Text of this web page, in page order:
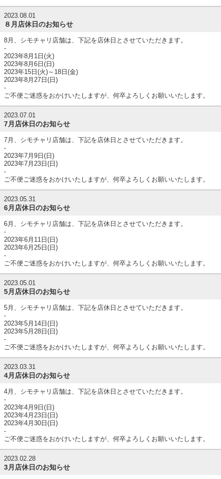
2023.08.01
８月店休日のお知らせ
8月、シモチャリ店舗は、下記を店休日とさせていただきます。
-
2023年8月1日(火)
2023年8月6日(日)
2023年15日(火)～18日(金)
2023年8月27日(日)
-
ご不便ご迷惑をおかけいたしますが、何卒よろしくお願いいたします。
2023.07.01
7月店休日のお知らせ
7月、シモチャリ店舗は、下記を店休日とさせていただきます。
-
2023年7月9日(日)
2023年7月23日(日)
-
ご不便ご迷惑をおかけいたしますが、何卒よろしくお願いいたします。
2023.05.31
6月店休日のお知らせ
6月、シモチャリ店舗は、下記を店休日とさせていただきます。
-
2023年6月11日(日)
2023年6月25日(日)
-
ご不便ご迷惑をおかけいたしますが、何卒よろしくお願いいたします。
2023.05.01
5月店休日のお知らせ
5月、シモチャリ店舗は、下記を店休日とさせていただきます。
-
2023年5月14日(日)
2023年5月28日(日)
-
ご不便ご迷惑をおかけいたしますが、何卒よろしくお願いいたします。
2023.03.31
4月店休日のお知らせ
4月、シモチャリ店舗は、下記を店休日とさせていただきます。
-
2023年4月9日(日)
2023年4月23日(日)
2023年4月30日(日)
-
ご不便ご迷惑をおかけいたしますが、何卒よろしくお願いいたします。
2023.02.28
3月店休日のお知らせ